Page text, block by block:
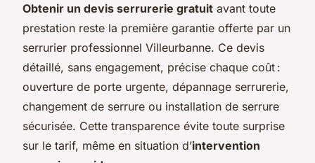
Obtenir un devis serrurerie gratuit avant toute
prestation reste la première garantie offerte par un
serrurier professionnel Villeurbanne. Ce devis
détaillé, sans engagement, précise chaque coût :
ouverture de porte urgente, dépannage serrurerie,
changement de serrure ou installation de serrure
sécurisée. Cette transparence évite toute surprise
sur le tarif, même en situation d’intervention